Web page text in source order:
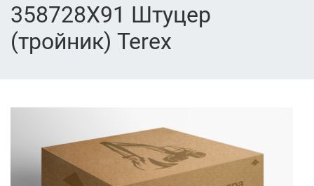
358728X91 Штуцер
(тройник) Terex